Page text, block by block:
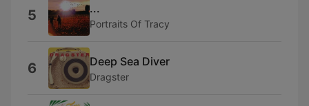
5 ...
Portraits Of Tracy
6 Deep Sea Diver
Dragster